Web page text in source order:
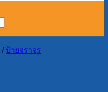
/ ป้ายจราจร